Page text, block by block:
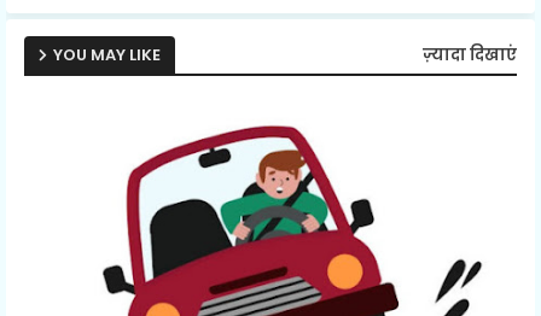
p
YOU MAY LIKE ज़्यादा दिखाएं